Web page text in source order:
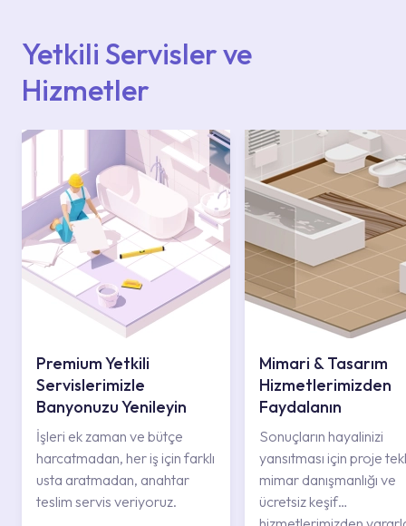
Yetkili Servisler ve
Hizmetler
Premium Yetkili
Servislerimizle
Banyonuzu Yenileyin
İşleri ek zaman ve bütçe
harcatmadan, her iş için farklı
usta aratmadan, anahtar
teslim servis veriyoruz.
Mimari & Tasarım
Hizmetlerimizden
Faydalanın
Sonuçların hayalinizi
yansıtması için proje
mimar danışmanlığı ve
ücretsiz keşif